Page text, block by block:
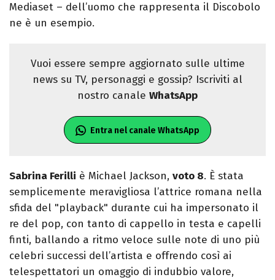
Mediaset – dell’uomo che rappresenta il Discobolo
ne è un esempio.
Vuoi essere sempre aggiornato sulle ultime
news su TV, personaggi e gossip? Iscriviti al
nostro canale WhatsApp
Entra nel canale WhatsApp
Sabrina Ferilli è Michael Jackson, voto 8. È stata
semplicemente meravigliosa l’attrice romana nella
sfida del "playback" durante cui ha impersonato il
re del pop, con tanto di cappello in testa e capelli
finti, ballando a ritmo veloce sulle note di uno più
celebri successi dell’artista e offrendo così ai
telespettatori un omaggio di indubbio valore,